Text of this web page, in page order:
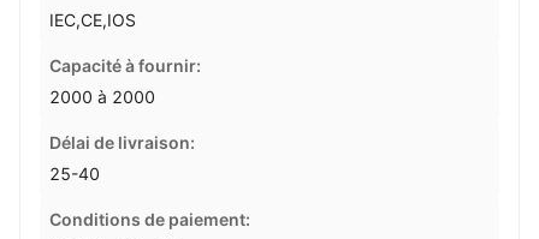
IEC,CE,IOS
Capacité à fournir:
2000 à 2000
Délai de livraison:
25-40
Conditions de paiement: